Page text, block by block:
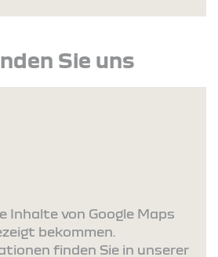
Sie uns
Inhalte von Google Maps
bekommen.
finden Sie in unserer